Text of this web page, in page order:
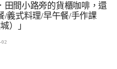
田間小路旁的貨櫃咖啡，還
/義式料理/早午餐/手作課
）」
02